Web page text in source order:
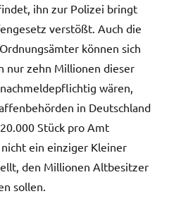
ihn zur Polizei bringt
verstößt. Auch die
können sich
nur zehn Millionen dieser
wären,
in Deutschland
Stück pro Amt
ein einziger Kleiner
den Millionen Altbesitzer
sollen.